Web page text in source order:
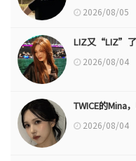
2026/08/05
LIZ又“LIZ”
2026/08/04
TWICE的Mina
2026/08/04